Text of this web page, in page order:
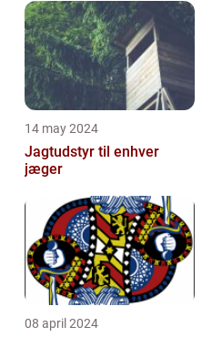
eller virksomhed
14 may 2024
Jagtudstyr til enhver
jæger
08 april 2024